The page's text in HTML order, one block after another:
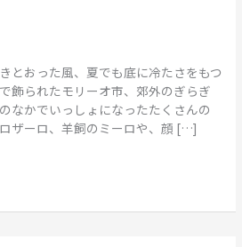
とおった風、夏でも底に冷たさをもつ
飾られたモリーオ市、郊外のぎらぎ
なかでいっしょになったたくさんの
ザーロ、羊飼のミーロや、顔 […]